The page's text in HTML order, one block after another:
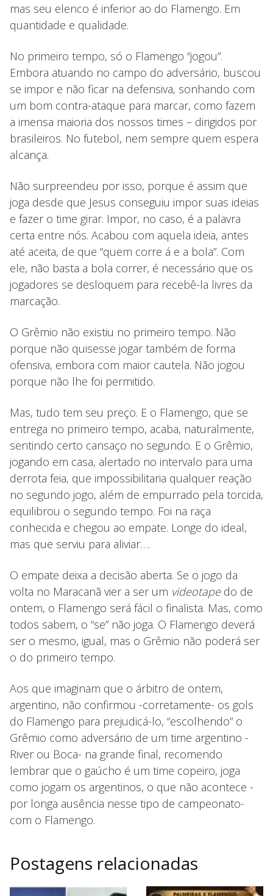
mas seu elenco é inferior ao do Flamengo. Em
quantidade e qualidade.
No primeiro tempo, só o Flamengo “jogou”.
Embora atuando no campo do adversário, buscou
se impor e não ficar na defensiva, sonhando com
um bom contra-ataque para marcar, como fazem
a imensa maioria dos nossos times – dirigidos por
brasileiros. No futebol, nem sempre quem espera
alcança.
Não surpreendeu por isso, porque é assim que
joga desde que Jesus conseguiu impor suas ideias
e fazer o time girar. Impor, no caso, é a palavra
certa entre nós. Acabou com aquela ideia, antes
até aceita, de que “quem corre á e a bola”. Com
ele, não basta a bola correr, é necessário que os
jogadores se desloquem para recebê-la livres da
marcação.
O Grêmio não existiu no primeiro tempo. Não
porque não quisesse jogar também de forma
ofensiva, embora com maior cautela. Não jogou
porque não lhe foi permitido.
Mas, tudo tem seu preço. E o Flamengo, que se
entrega no primeiro tempo, acaba, naturalmente,
sentindo certo cansaço no segundo. E o Grêmio,
jogando em casa, alertado no intervalo para uma
derrota feia, que impossibilitaria qualquer reação
no segundo jogo, além de empurrado pela torcida,
equilibrou o segundo tempo. Foi na raça
conhecida e chegou ao empate. Longe do ideal,
mas que serviu para aliviar….
O empate deixa a decisão aberta. Se o jogo da
volta no Maracanã vier a ser um videotapedo de
ontem, o Flamengo será fácil o finalista. Mas, como
todos sabem, o “se” não joga. O Flamengo deverá
ser o mesmo, igual, mas o Grêmio não poderá ser
o do primeiro tempo.
Aos que imaginam que o árbitro de ontem,
argentino, não confirmou -corretamente- os gols
do Flamengo para prejudicá-lo, “escolhendo” o
Grêmio como adversário de um time argentino -
River ou Boca- na grande final, recomendo
lembrar que o gaúcho é um time copeiro, joga
como jogam os argentinos, o que não acontece -
por longa ausência nesse tipo de campeonato-
com o Flamengo.
Postagens relacionadas